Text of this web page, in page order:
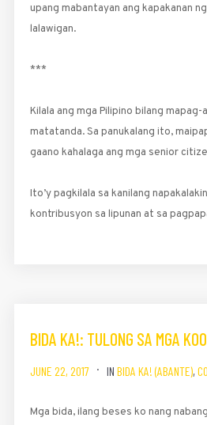
upang mabantayan ang kapakanan
lalawigan.
***
Kilala ang mga Pilipino bilang mapag-
matatanda. Sa panukalang ito,
gaano kahalaga ang mga senior
Ito’y pagkilala sa kanilang
kontribusyon sa lipunan at sa
BIDA KA!: TULONG SA MGA
JUNE 22, 2017 IN BIDA KA! (ABANTE),
Mga bida, ilang beses ko nang